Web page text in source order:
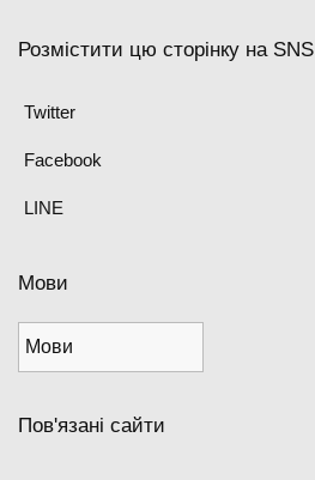
Розмістити цю сторінку на SNS
Twitter
Facebook
LINE
Мови
Пов'язані сайти